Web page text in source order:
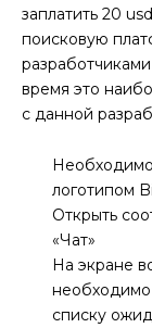
заплатить 20
поисковую
время это
с данной
логотипом
Открыть
«Чат»
На экране
списку